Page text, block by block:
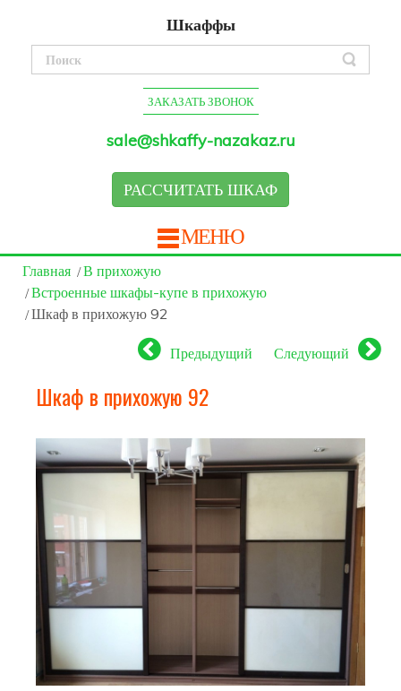
Шкаффы
ЗАКАЗАТЬ ЗВОНОК
sale@shkaffy-nazakaz.ru
РАССЧИТАТЬ ШКАФ
МЕНЮ
Главная
В прихожую
Встроенные шкафы-купе в прихожую
Шкаф в прихожую 92
Предыдущий Следующий
Шкаф в прихожую 92